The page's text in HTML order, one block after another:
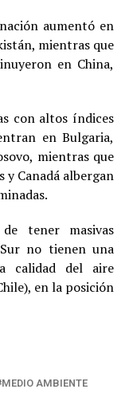
aumentó en
mientras que
en China,
con altos índices
en Bulgaria,
mientras que
y Canadá albergan
tener masivas
no tienen una
calidad del aire
en la posición
MEDIO AMBIENTE